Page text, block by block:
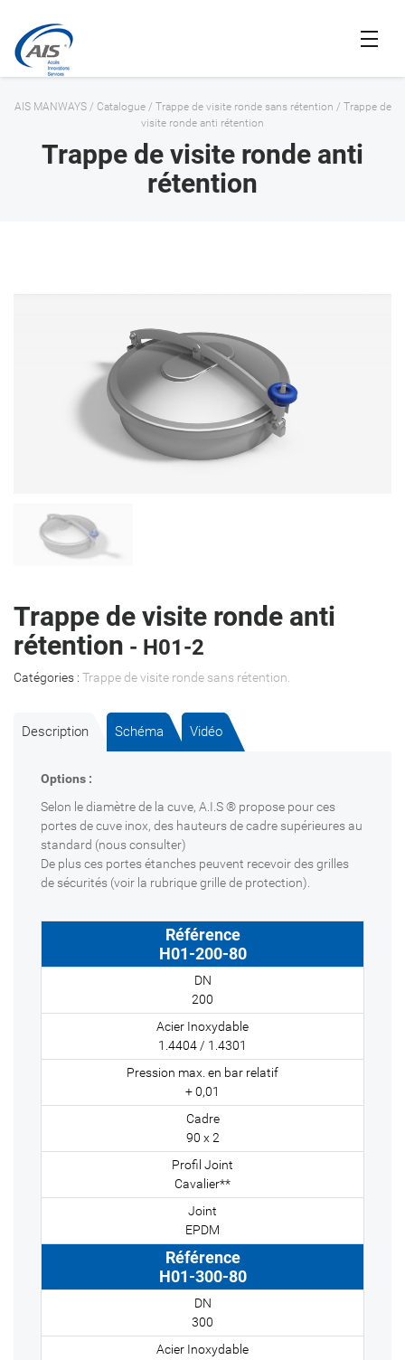
AIS MANWAYS/ Catalogue/ Trappe de visite ronde sans rétention / Trappe de
visite ronde anti rétention
Trappe de visite ronde anti
rétention
Trappe de visite ronde anti
rétention - H01-2
Catégories : Trappe de visite ronde sans rétention
Description Schéma Vidéo
Options :
Selon le diamètre de la cuve, A.I.S ® propose pour ces
portes de cuve inox, des hauteurs de cadre supérieures au
standard (nous consulter)
De plus ces portes étanches peuvent recevoir des grilles
de sécurités (voir la rubrique grille de protection).
H01-200-80
200
1.4404 / 1.4301
+ 0,01
90 x 2
Cavalier**
EPDM
H01-300-80
300